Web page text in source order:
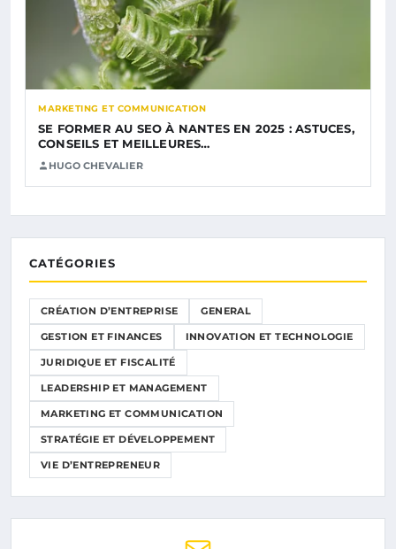
MARKETING ET COMMUNICATION
SE FORMER AU SEO À NANTES EN 2025 : ASTUCES,
CONSEILS ET MEILLEURES…
HUGO CHEVALIER
CATÉGORIES
CRÉATION D’ENTREPRISE GENERAL
GESTION ET FINANCES INNOVATION ET TECHNOLOGIE
JURIDIQUE ET FISCALITÉ
LEADERSHIP ET MANAGEMENT
MARKETING ET COMMUNICATION
STRATÉGIE ET DÉVELOPPEMENT
VIE D’ENTREPRENEUR